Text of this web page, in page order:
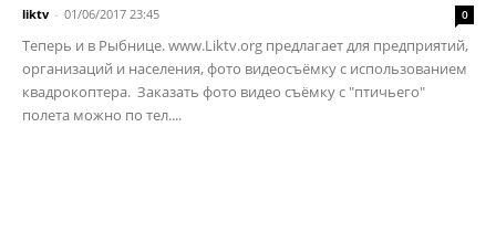
liktv - 01/06/2017 23:45 0
Теперь и в Рыбнице. www.Liktv.org предлагает для предприятий,
организаций и населения, фото видеосъёмку с использованием
квадрокоптера. Заказать фото видео съёмку с "птичьего"
полета можно по тел....